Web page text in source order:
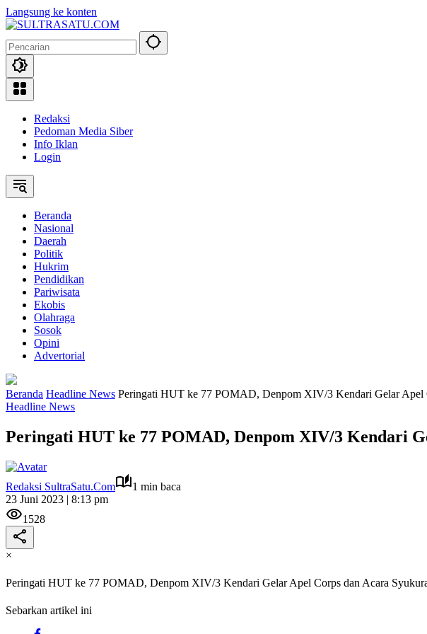
Langsung ke konten
Redaksi
Pedoman Media Siber
Info Iklan
Login
Beranda
Nasional
Daerah
Politik
Hukrim
Pendidikan
Pariwisata
Ekobis
Olahraga
Sosok
Opini
Advertorial
Beranda Headline News Peringati HUT ke 77 POMAD, Denpom XIV/3 Kendari Gelar Apel
Headline News
Peringati HUT ke 77 POMAD, Denpom XIV/3 Kendari
Redaksi SultraSatu.Com
1 min baca
23 Juni 2023 | 8:13 pm
1528
×
Peringati HUT ke 77 POMAD, Denpom XIV/3 Kendari Gelar Apel Corps dan Acara
Sebarkan artikel ini